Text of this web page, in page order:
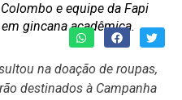
e equipe da Fapi
gincana acadêmica.
na doação de roupas,
destinados à Campanha